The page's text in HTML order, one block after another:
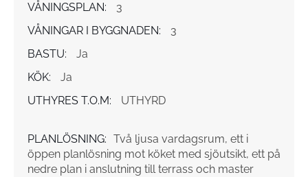
VÅNINGSPLAN:
3
VÅNINGAR I BYGGNADEN:
3
BASTU:
Ja
KÖK:
Ja
UTHYRES T.O.M:
UTHYRD
PLANLÖSNING: Två ljusa vardagsrum, ett i
öppen planlösning mot köket med sjöutsikt, ett på
nedre plan i anslutning till terrass och master